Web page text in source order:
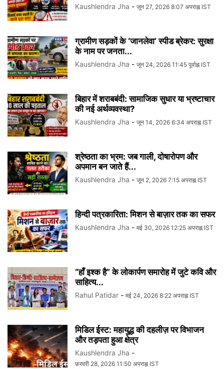
Kaushlendra Jha - जून 27, 2026 8:07 अपराह्न IST
ग्रामीण सड़कों के ‘जानलेवा’ स्पीड ब्रेकर: सुरक्षा
के नाम पर जनता...
Kaushlendra Jha - जून 24, 2026 11:45 पूर्वाह्न IST
बिहार में शराबबंदी: सामाजिक सुधार या भ्रष्टाचार
की नई अर्थव्यवस्था?
Kaushlendra Jha - जून 14, 2026 6:34 अपराह्न IST
श्रेष्ठता का भ्रम: जब गाली, दोषारोपण और
अपमान बन जाते हैं...
Kaushlendra Jha - जून 2, 2026 7:15 अपराह्न IST
हिन्दी पत्रकारिता: मिशन से बाज़ार तक का सफर
Kaushlendra Jha - मई 30, 2026 12:25 अपराह्न IST
“हाँ इश्क है” के लोकार्पण समारोह में जुटे कवि और
साहित्य...
Rahul Patidar - मई 24, 2026 8:22 अपराह्न IST
मिडिल ईस्ट: महायुद्ध की दहलीज़ पर विभाजन
और तड़पता हुआ क्षेत्र
Kaushlendra Jha -
फ़रवरी 28, 2026 11:50 अपराह्न IST